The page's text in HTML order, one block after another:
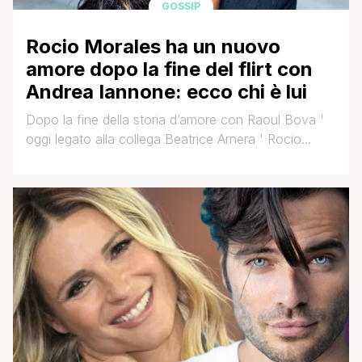
GOSSIP
Rocio Morales ha un nuovo
amore dopo la fine del flirt con
Andrea Iannone: ecco chi è lui
Dopo la fine della storia d’amore con Raoul Bova '
oggi legato alla collega Beatrice Arnera ' Rocio
breve durata. Archiviata quindi la conoscenza con il
pilota, Rocio sembra aver ritrovato l’amore, come
emerso da alcune foto [']